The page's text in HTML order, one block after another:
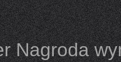
Nagroda